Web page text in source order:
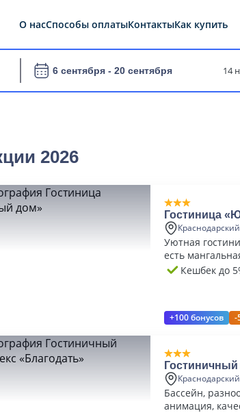
О насСпособы оплатыКонтактыКак купить
6 сентября - 20 сентября 14
2026
Гостиница
Уютная
есть
Кешбек до
+100 бонусов -
Бассейн,
анимация,